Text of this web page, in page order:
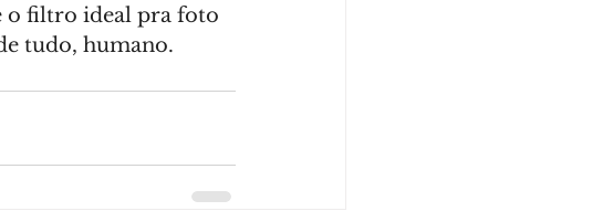
o filtro ideal pra foto
tudo, humano.